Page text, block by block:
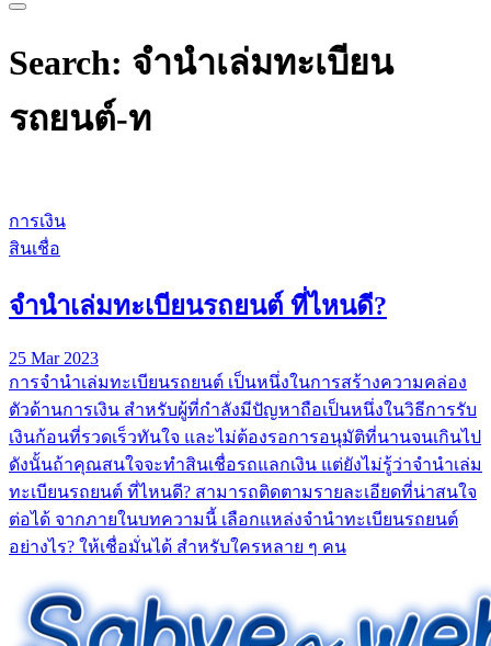
Search: จำนำเล่มทะเบียน
รถยนต์-ท
การเงิน
สินเชื่อ
จำนำเล่มทะเบียนรถยนต์ ที่ไหนดี?
25 Mar 2023
การจํานําเล่มทะเบียนรถยนต์ เป็นหนึ่งในการสร้างความคล่อง
ตัวด้านการเงิน สำหรับผู้ที่กำลังมีปัญหาถือเป็นหนึ่งในวิธีการรับ
เงินก้อนที่รวดเร็วทันใจ และไม่ต้องรอการอนุมัติที่นานจนเกินไป
ดังนั้นถ้าคุณสนใจจะทำสินเชื่อรถแลกเงิน แต่ยังไม่รู้ว่าจำนำเล่ม
ทะเบียนรถยนต์ ที่ไหนดี? สามารถติดตามรายละเอียดที่น่าสนใจ
ต่อได้ จากภายในบทความนี้ เลือกแหล่งจำนำทะเบียนรถยนต์
อย่างไร? ให้เชื่อมั่นได้ สำหรับใครหลาย ๆ คน